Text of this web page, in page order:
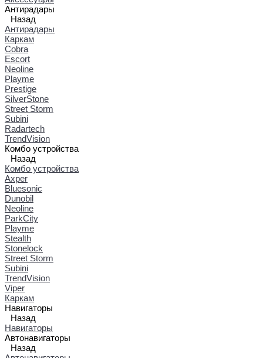
Антирадары
Назад
Антирадары
Каркам
Cobra
Escort
Neoline
Playme
Prestige
SilverStone
Street Storm
Subini
Radartech
TrendVision
Комбо устройства
Назад
Комбо устройства
Axper
Bluesonic
Dunobil
Neoline
ParkCity
Playme
Stealth
Stonelock
Street Storm
Subini
TrendVision
Viper
Каркам
Навигаторы
Назад
Навигаторы
Автонавигаторы
Назад